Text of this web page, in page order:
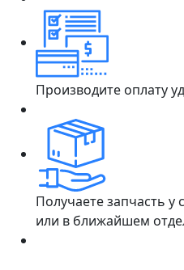
Производите оплату
Получаете запчасть у
или в ближайшем